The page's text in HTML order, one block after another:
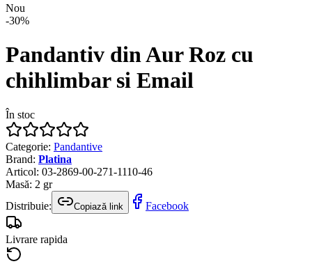
Nou
-30%
Pandantiv din Aur Roz cu
chihlimbar si Email
În stoc
Categorie: Pandantive
Brand: Platina
Articol: 03-2869-00-271-1110-46
Masă: 2 gr
Distribuie:
Copiază link Facebook
Livrare rapida